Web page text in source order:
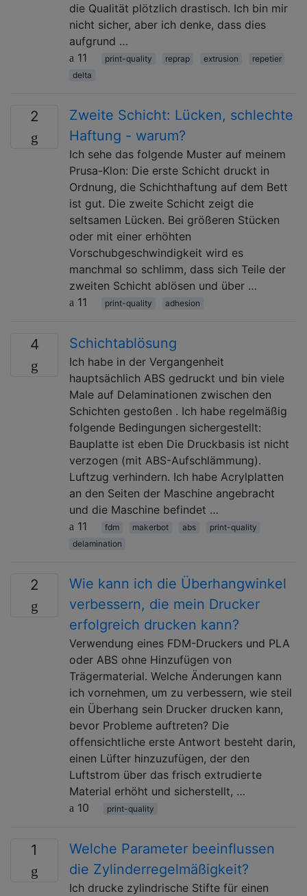
die Qualität plötzlich drastisch. Ich bin mir
nicht sicher, aber ich denke, dass dies
aufgrund …
11
print-quality reprap extrusion
repetier
delta
2
Zweite Schicht: Lücken, schlechte
Haftung - warum?
Ich sehe das folgende Muster auf meinem
Prusa-Klon: Die erste Schicht druckt in
Ordnung, die Schichthaftung auf dem Bett
ist gut. Die zweite Schicht zeigt die
seltsamen Lücken. Bei größeren Stücken
oder mit einer erhöhten
Vorschubgeschwindigkeit wird es
manchmal so schlimm, dass sich Teile der
zweiten Schicht ablösen und über …
11
print-quality adhesion
4 Schichtablösung
Ich habe in der Vergangenheit
hauptsächlich ABS gedruckt und bin viele
Male auf Delaminationen zwischen den
Schichten gestoßen . Ich habe regelmäßig
folgende Bedingungen sichergestellt:
Bauplatte ist eben Die Druckbasis ist nicht
verzogen (mit ABS-Aufschlämmung).
Luftzug verhindern. Ich habe Acrylplatten
an den Seiten der Maschine angebracht
und die Maschine befindet …
11
fdm makerbot abs
print-quality
delamination
2
Wie kann ich die Überhangwinkel
verbessern, die mein Drucker
erfolgreich drucken kann?
Verwendung eines FDM-Druckers und PLA
oder ABS ohne Hinzufügen von
Trägermaterial. Welche Änderungen kann
ich vornehmen, um zu verbessern, wie steil
ein Überhang sein Drucker drucken kann,
bevor Probleme auftreten? Die
offensichtliche erste Antwort besteht darin,
einen Lüfter hinzuzufügen, der den
Luftstrom über das frisch extrudierte
Material erhöht und sicherstellt, …
10
print-quality
1
Welche Parameter beeinflussen
die Zylinderregelmäßigkeit?
Ich drucke zylindrische Stifte für einen